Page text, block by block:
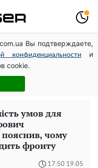
Вы подтверждаете,
конфиденциальности
и
cookie.
звернулася до
оподаткування
і блиснула
умов для
пояснив, чому
фронту
17:50 19.05